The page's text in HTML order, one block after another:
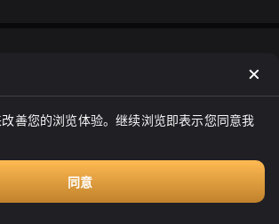
ぎ
适合我的药物。如果我的评论和留言突然停止了，请
入院了。尽管已经休息三次，但我仍然计划重新开始
这是我的第三次评论，所以内容较简单。尽管这是第
我经常使用这个应用。"大槻食材"是一家专门为商业客
善您的浏览体验。继续浏览即表示您同意我
同意